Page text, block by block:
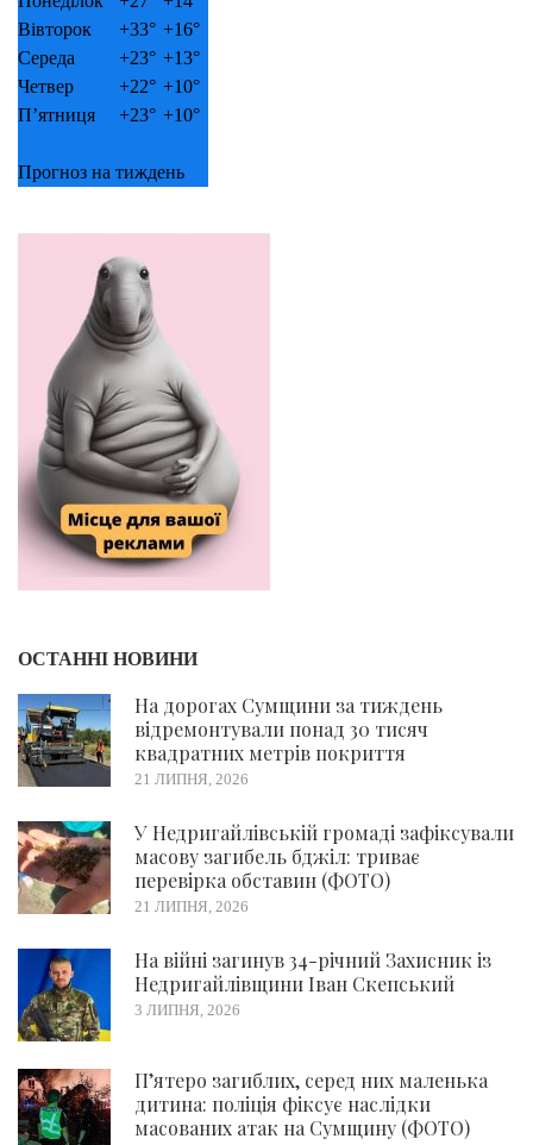
Вівторок
+33° +16°
Середа
+23° +13°
Четвер
+22° +10°
П’ятниця
+23° +10°
Прогноз на тиждень
ОСТАННІ НОВИНИ
На дорогах Сумщини за тиждень
відремонтували понад 30 тисяч
квадратних метрів покриття
21 ЛИПНЯ, 2026
У Недригайлівській громаді зафіксували
масову загибель бджіл: триває
перевірка обставин (ФОТО)
21 ЛИПНЯ, 2026
На війні загинув 34-річний Захисник із
Недригайлівщини Іван Скепський
3 ЛИПНЯ, 2026
П’ятеро загиблих, серед них маленька
дитина: поліція фіксує наслідки
масованих атак на Сумщину (ФОТО)